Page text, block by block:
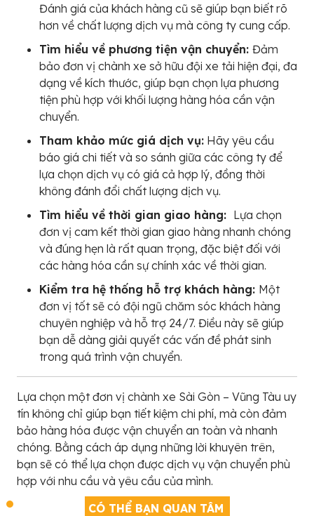
Đánh giá của khách hàng cũ sẽ giúp bạn biết rõ
hơn về chất lượng dịch vụ mà công ty cung cấp.
Tìm hiểu về phương tiện vận chuyển: Đảm
bảo đơn vị chành xe sở hữu đội xe tải hiện đại, đa
dạng về kích thước, giúp bạn chọn lựa phương
tiện phù hợp với khối lượng hàng hóa cần vận
chuyển.
Tham khảo mức giá dịch vụ: Hãy yêu cầu
báo giá chi tiết và so sánh giữa các công ty để
lựa chọn dịch vụ có giá cả hợp lý, đồng thời
không đánh đổi chất lượng dịch vụ.
Tìm hiểu về thời gian giao hàng: Lựa chọn
đơn vị cam kết thời gian giao hàng nhanh chóng
và đúng hẹn là rất quan trọng, đặc biệt đối với
các hàng hóa cần sự chính xác về thời gian.
Kiểm tra hệ thống hỗ trợ khách hàng: Một
đơn vị tốt sẽ có đội ngũ chăm sóc khách hàng
chuyên nghiệp và hỗ trợ 24/7. Điều này sẽ giúp
bạn dễ dàng giải quyết các vấn đề phát sinh
trong quá trình vận chuyển.
Lựa chọn một đơn vị chành xe Sài Gòn – Vũng Tàu uy
tín không chỉ giúp bạn tiết kiệm chi phí, mà còn đảm
bảo hàng hóa được vận chuyển an toàn và nhanh
chóng. Bằng cách áp dụng những lời khuyên trên,
bạn sẽ có thể lựa chọn được dịch vụ vận chuyển phù
hợp với nhu cầu và yêu cầu của mình.
CÓ THỂ BẠN QUAN TÂM